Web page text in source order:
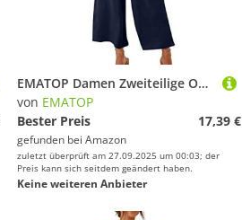
EMATOP Damen Zweiteilige Outfits Baumwolle Leinen Freizeitanzug Sommer Tank Top und Hose Casual Einfarbig Hosenanzug mit Taschen Jogginganzug Leicht Elegant Leinenanzug Strand Urlaub Streetwear
von EMATOP
Bester Preis
17,39 €
gefunden bei Amazon
zuletzt überprüft am 27.09.2025 um 00:03; der
Preis kann sich seitdem geändert haben.
Keine weiteren Anbieter